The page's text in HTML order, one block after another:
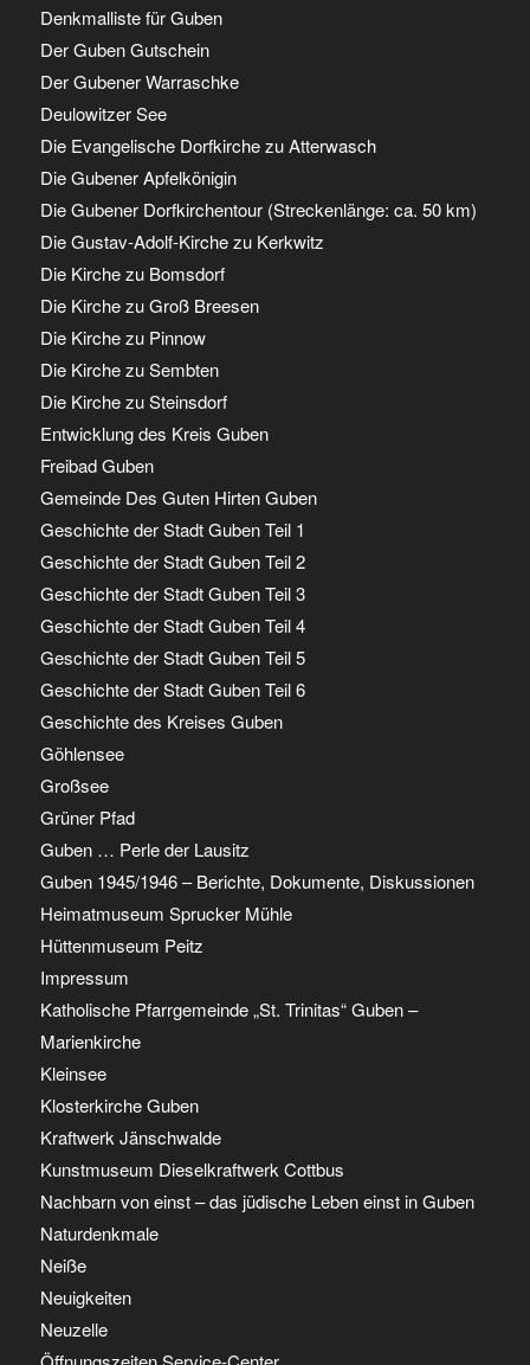
Denkmalliste für Guben
Der Guben Gutschein
Der Gubener Warraschke
Deulowitzer See
Die Evangelische Dorfkirche zu Atterwasch
Die Gubener Apfelkönigin
Die Gubener Dorfkirchentour (Streckenlänge: ca. 50 km)
Die Gustav-Adolf-Kirche zu Kerkwitz
Die Kirche zu Bomsdorf
Die Kirche zu Groß Breesen
Die Kirche zu Pinnow
Die Kirche zu Sembten
Die Kirche zu Steinsdorf
Entwicklung des Kreis Guben
Freibad Guben
Gemeinde Des Guten Hirten Guben
Geschichte der Stadt Guben Teil 1
Geschichte der Stadt Guben Teil 2
Geschichte der Stadt Guben Teil 3
Geschichte der Stadt Guben Teil 4
Geschichte der Stadt Guben Teil 5
Geschichte der Stadt Guben Teil 6
Geschichte des Kreises Guben
Göhlensee
Großsee
Grüner Pfad
Guben … Perle der Lausitz
Guben 1945/1946 – Berichte, Dokumente, Diskussionen
Heimatmuseum Sprucker Mühle
Hüttenmuseum Peitz
Impressum
Katholische Pfarrgemeinde „St. Trinitas“ Guben –
Marienkirche
Kleinsee
Klosterkirche Guben
Kraftwerk Jänschwalde
Kunstmuseum Dieselkraftwerk Cottbus
Nachbarn von einst – das jüdische Leben einst in Guben
Naturdenkmale
Neiße
Neuigkeiten
Neuzelle